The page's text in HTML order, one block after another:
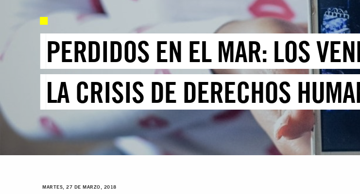
PERDIDOS EN EL MAR: LOS
LA CRISIS DE DERECHOS
MARTES, 27 DE MARZO, 2018